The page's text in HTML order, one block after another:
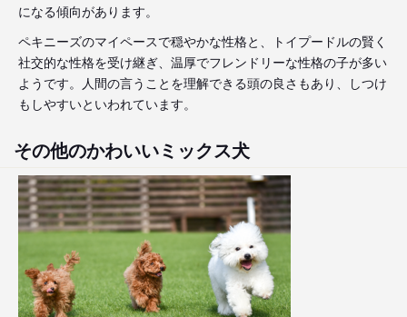
になる傾向があります。
ペキニーズのマイペースで穏やかな性格と、トイプードルの賢く
社交的な性格を受け継ぎ、温厚でフレンドリーな性格の子が多い
ようです。人間の言うことを理解できる頭の良さもあり、しつけ
もしやすいといわれています。
その他のかわいいミックス犬